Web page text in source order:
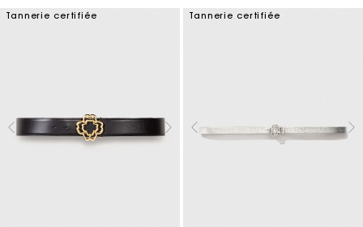
Tannerie certifiée Tannerie certifiée